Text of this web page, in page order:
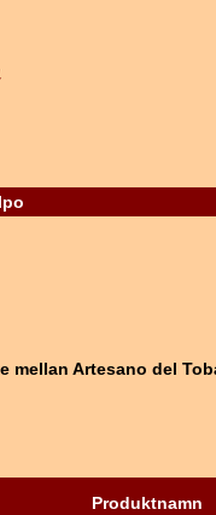
mellan Artesano del
Produktnamn